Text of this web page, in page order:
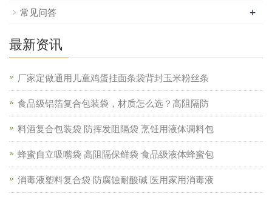
常见问答 +
最新资讯
厂家定做通用儿童鸡蛋挂面条袋背封玉米粉丝条
食品级铝箔复合包装袋，材质怎么选？高阻隔防
料酒复合包装袋 防挥发阻隔袋 烹饪用液体调料包
蜂蜜自立吸嘴袋 高阻隔保鲜袋 食品级液体蜂蜜包
消毒液塑料复合袋 防腐蚀耐酸碱 医用家用消毒液